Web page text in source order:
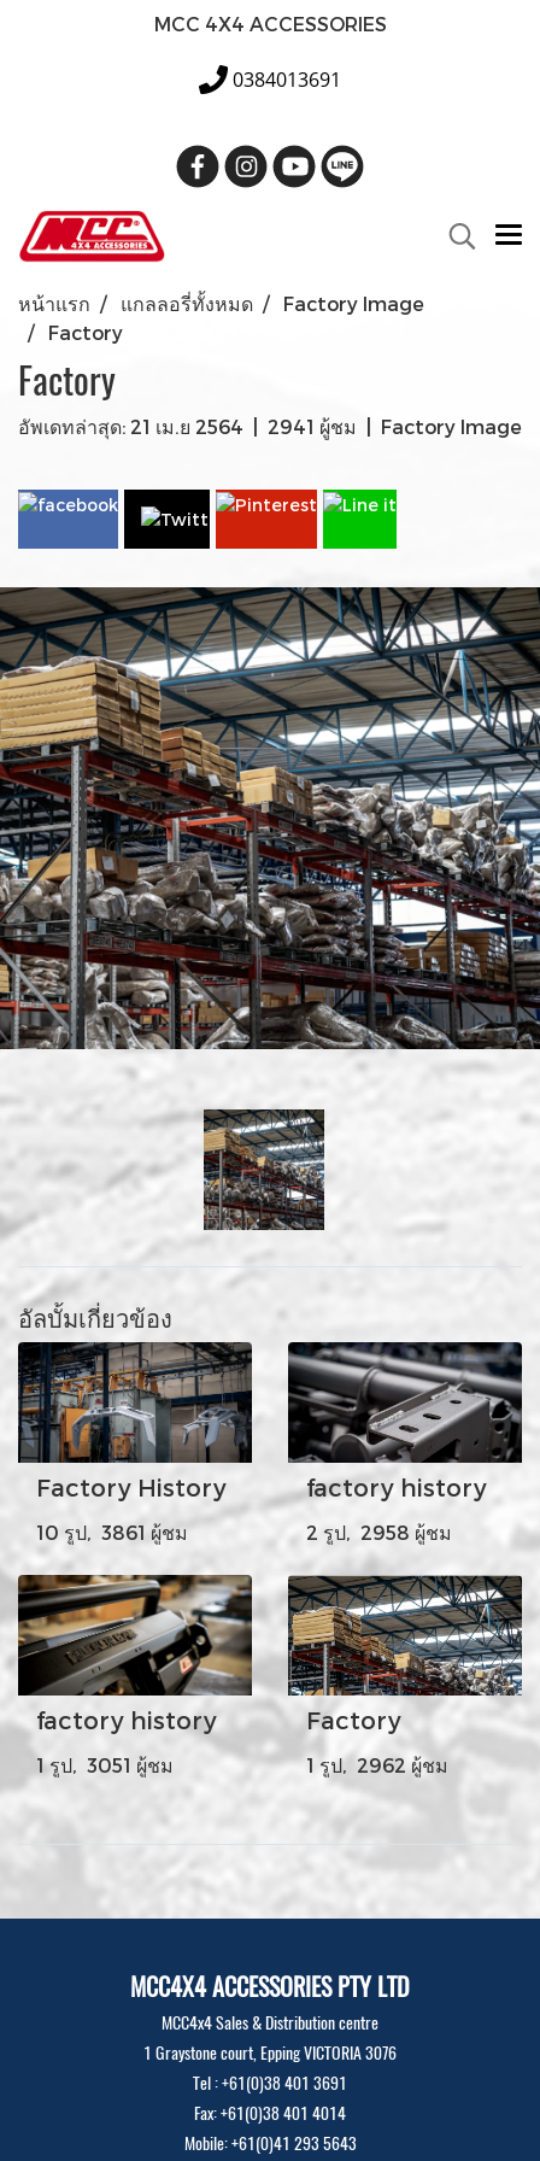
MCC 4X4 ACCESSORIES
0384013691
หน้าแรก แกลลอรี่ทั้งหมด
Factory Image
Factory
Factory
อัพเดทล่าสุด: 21 เม.ย 2564 2941 ผู้ชม Factory Image
อัลบั้มเกี่ยวข้อง
Factory History
10 รูป, 3861 ผู้ชม
factory history
2 รูป, 2958 ผู้ชม
factory history
1 รูป, 3051 ผู้ชม
Factory
1 รูป, 2962 ผู้ชม
MCC4X4 ACCESSORIES PTY LTD
MCC4x4 Sales & Distribution centre
1 Graystone court, Epping VICTORIA 3076
Tel : +61(0)38 401 3691
Fax: +61(0)38 401 4014
Mobile: +61(0)41 293 5643